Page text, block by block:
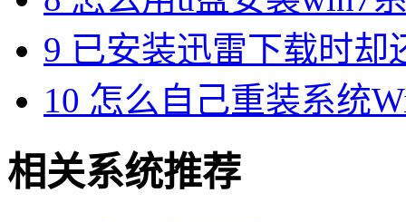
9 已安装迅雷下载时却
10 怎么自己重装系统
相关系统推荐